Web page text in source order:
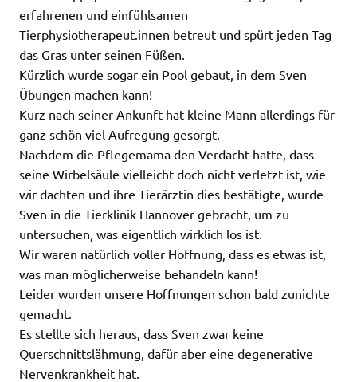
erfahrenen und einfühlsamen
Tierphysiotherapeut.innen betreut und spürt jeden Tag
das Gras unter seinen Füßen.
Kürzlich wurde sogar ein Pool gebaut, in dem Sven
Übungen machen kann!
Kurz nach seiner Ankunft hat kleine Mann allerdings für
ganz schön viel Aufregung gesorgt.
Nachdem die Pflegemama den Verdacht hatte, dass
seine Wirbelsäule vielleicht doch nicht verletzt ist, wie
wir dachten und ihre Tierärztin dies bestätigte, wurde
Sven in die Tierklinik Hannover gebracht, um zu
untersuchen, was eigentlich wirklich los ist.
Wir waren natürlich voller Hoffnung, dass es etwas ist,
was man möglicherweise behandeln kann!
Leider wurden unsere Hoffnungen schon bald zunichte
gemacht.
Es stellte sich heraus, dass Sven zwar keine
Querschnittslähmung, dafür aber eine degenerative
Nervenkrankheit hat.